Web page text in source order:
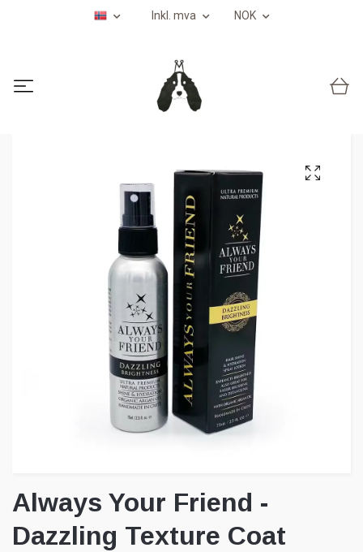
Inkl. mva NOK
Always Your Friend -
Dazzling Texture Coat